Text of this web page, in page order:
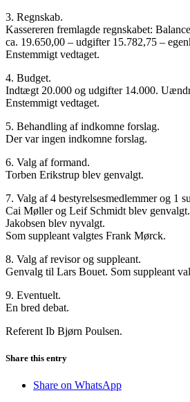
3. Regnskab.
Kassereren fremlagde regnskabet:
ca. 19.650,00 – udgifter 15.782,75 –
Enstemmigt vedtaget.
4. Budget.
Indtægt 20.000 og udgifter 14.000.
Enstemmigt vedtaget.
5. Behandling af indkomne forslag.
Der var ingen indkomne forslag.
6. Valg af formand.
Torben Erikstrup blev genvalgt.
7. Valg af 4 bestyrelsesmedlemmer og 1
Cai Møller og Leif Schmidt blev
Jakobsen blev nyvalgt.
Som suppleant valgtes Frank Mørck.
8. Valg af revisor og suppleant.
Genvalg til Lars Bouet. Som suppleant
9. Eventuelt.
En bred debat.
Referent Ib Bjørn Poulsen.
Share this entry
Share on WhatsApp